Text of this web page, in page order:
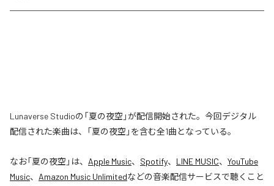
Lunaverse Studioの「夏の夜空」が配信開始された。今回デジタル
配信された楽曲は、「夏の夜空」を含む全1曲となっている。
なお「夏の夜空 」は、 Apple Music、 Spotify、 LINE MUSIC、 YouTube
Music、 Amazon Music Unlimitedなどの音楽配信サービスで聴くこと